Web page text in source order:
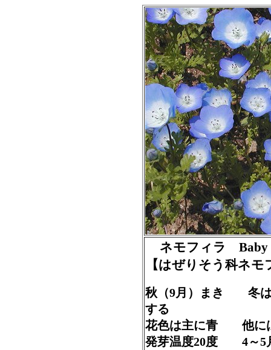
ネモフィラ Baby
【はぜりそう科ネ
秋（9月）まき 冬
する
花色は主に青 他に
発芽温度20度 4～5